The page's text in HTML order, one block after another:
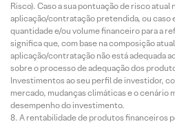
Risco). Caso a sua pontuação de risco atual
aplicação/contratação pretendida, ou caso
quantidade e/ou volume financeiro para a
significa que, com base na composição
aplicação/contratação não está adequada
sobre o processo de adequação dos
Investimentos ao seu perfil de investidor,
mercado, mudanças climáticas e o cenário
desempenho do investimento.
A rentabilidade de produtos financeiros